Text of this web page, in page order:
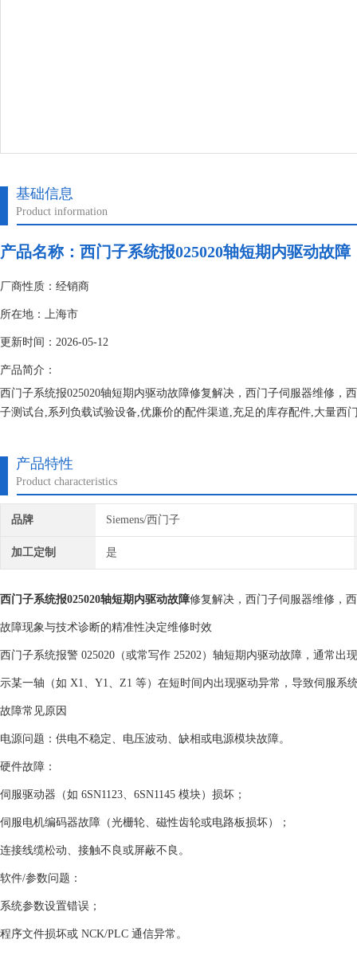
基础信息
Product information
产品名称： 西门子系统报025020轴短期内驱动故障
厂商性质：经销商
所在地：上海市
更新时间：2026-05-12
产品简介：
西门子系统报025020轴短期内驱动故障修复解决，西门子伺服器维修
子测试台,系列负载试验设备,优廉价的配件渠道,充足的库存配件,大量西
产品特性
Product characteristics
品牌 Siemens/西门子
加工定制 是
西门子系统报025020轴短期内驱动故障修复解决，西门子伺服器维修，
故障现象与技术诊断的精准性决定维修时效
西门子系统报警 ‌025020（或常写作 25202）轴短期内驱动故障‌，通常出
示某一轴（如 X1、Y1、Z1 等）在短时间内出现驱动异常，导致伺服系
故障常见原因
‌电源问题‌：供电不稳定、电压波动、缺相或电源模块故障。
‌硬件故障‌：
伺服驱动器（如 6SN1123、6SN1145 模块）损坏；
伺服电机编码器故障（光栅轮、磁性齿轮或电路板损坏）；
连接线缆松动、接触不良或屏蔽不良。
‌软件/参数问题‌：
系统参数设置错误；
程序文件损坏或 NCK/PLC 通信异常。